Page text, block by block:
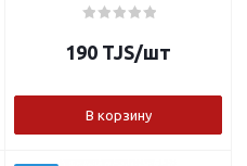
190 TJS/шт
В корзину